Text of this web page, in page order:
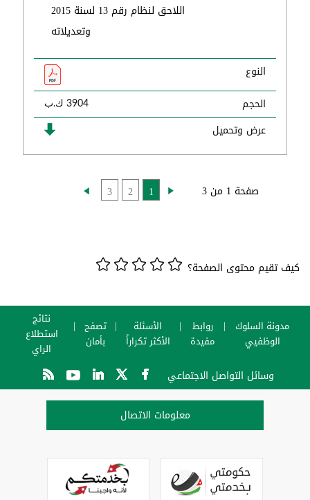
اللاحق لنظام رقم 13 لسنة 2015
وتعديلاته
النوع
الحجم
3904 ك.ب
عرض وتحميل
صفحة 1 من 3 1
2
3
كيف تقيم محتوى الصفحة؟
مدونة السلوك
الوظفيي
روابط
مفيدة
الأسئلة
الأكثر تكراراً
تصفح
بأمان
نتائج
استطلاع
الراي
وسائل التواصل الاجتماعي
معلومات الاتصال